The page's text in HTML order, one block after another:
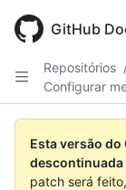
main
GitHub
Repositórios
Configurar
Esta versão
descontinuada
patch será